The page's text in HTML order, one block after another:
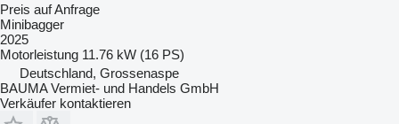
Preis auf Anfrage
Minibagger
2025
Motorleistung 11.76 kW (16 PS)
Deutschland, Grossenaspe
BAUMA Vermiet- und Handels GmbH
Verkäufer kontaktieren